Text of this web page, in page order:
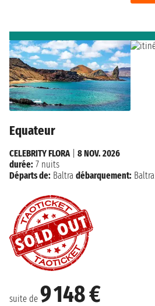
Equateur
suite de 9 148 €
CELEBRITY FLORA| 8 NOV. 2026
durée: 7 nuits
Départs de: Baltra débarquement: Baltra